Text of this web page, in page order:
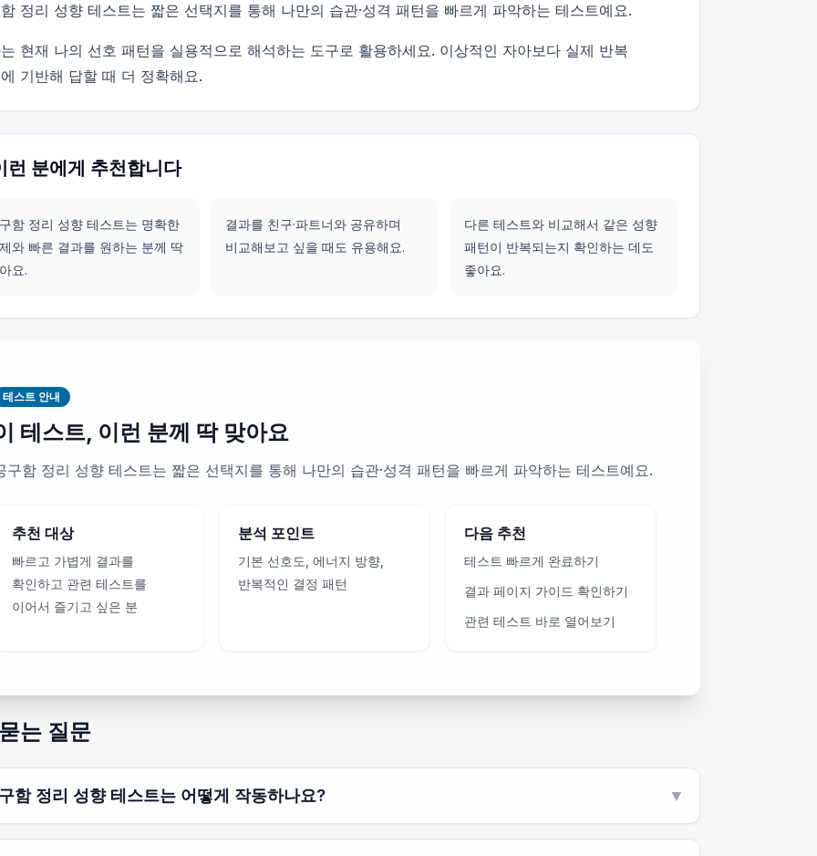
정리 성향 테스트는 짧은 선택지를 통해 나만의 습관·성격 패턴을 빠르게 파악하는 테스트예요.
현재 나의 선호 패턴을 실용적으로 해석하는 도구로 활용하세요. 이상적인 자아보다 실제 반복
기반해 답할 때 더 정확해요.
런 분에게 추천합니다
함 정리 성향 테스트는 명확한
와 빠른 결과를 원하는 분께 딱
요.
결과를 친구·파트너와 공유하며
비교해보고 싶을 때도 유용해요.
다른 테스트와 비교해서 같은 성향
패턴이 반복되는지 확인하는 데도
좋아요.
테스트 안내
테스트, 이런 분께 딱 맞아요
구함 정리 성향 테스트는 짧은 선택지를 통해 나만의 습관·성격 패턴을 빠르게 파악하는 테스트예요.
추천 대상
빠르고 가볍게 결과를
확인하고 관련 테스트를
이어서 즐기고 싶은 분
분석 포인트
기본 선호도, 에너지 방향,
반복적인 결정 패턴
다음 추천
테스트 빠르게 완료하기
결과 페이지 가이드 확인하기
관련 테스트 바로 열어보기
는 질문
함 정리 성향 테스트는 어떻게 작동하나요? ▼